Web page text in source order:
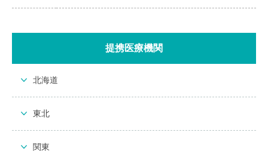
提携医療機関
北海道
東北
関東